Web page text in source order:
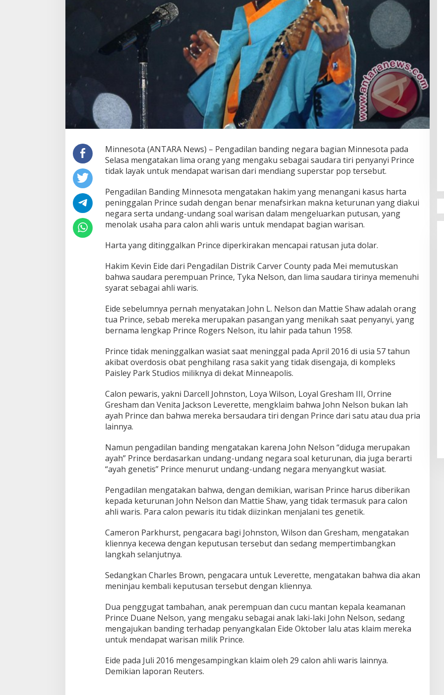
Minnesota (ANTARA News) – Pengadilan banding negara bagian Minnesota pada
Selasa mengatakan lima orang yang mengaku sebagai saudara tiri penyanyi Prince
tidak layak untuk mendapat warisan dari mendiang superstar pop tersebut.
Pengadilan Banding Minnesota mengatakan hakim yang menangani kasus harta
peninggalan Prince sudah dengan benar menafsirkan makna keturunan yang diakui
negara serta undang-undang soal warisan dalam mengeluarkan putusan, yang
menolak usaha para calon ahli waris untuk mendapat bagian warisan.
Harta yang ditinggalkan Prince diperkirakan mencapai ratusan juta dolar.
Hakim Kevin Eide dari Pengadilan Distrik Carver County pada Mei memutuskan
bahwa saudara perempuan Prince, Tyka Nelson, dan lima saudara tirinya memenuhi
syarat sebagai ahli waris.
Eide sebelumnya pernah menyatakan John L. Nelson dan Mattie Shaw adalah orang
tua Prince, sebab mereka merupakan pasangan yang menikah saat penyanyi, yang
bernama lengkap Prince Rogers Nelson, itu lahir pada tahun 1958.
Prince tidak meninggalkan wasiat saat meninggal pada April 2016 di usia 57 tahun
akibat overdosis obat penghilang rasa sakit yang tidak disengaja, di kompleks
Paisley Park Studios miliknya di dekat Minneapolis.
Calon pewaris, yakni Darcell Johnston, Loya Wilson, Loyal Gresham III, Orrine
Gresham dan Venita Jackson Leverette, mengklaim bahwa John Nelson bukan lah
ayah Prince dan bahwa mereka bersaudara tiri dengan Prince dari satu atau dua pria
lainnya.
Namun pengadilan banding mengatakan karena John Nelson “diduga merupakan
ayah” Prince berdasarkan undang-undang negara soal keturunan, dia juga berarti
“ayah genetis” Prince menurut undang-undang negara menyangkut wasiat.
Pengadilan mengatakan bahwa, dengan demikian, warisan Prince harus diberikan
kepada keturunan John Nelson dan Mattie Shaw, yang tidak termasuk para calon
ahli waris. Para calon pewaris itu tidak diizinkan menjalani tes genetik.
Cameron Parkhurst, pengacara bagi Johnston, Wilson dan Gresham, mengatakan
kliennya kecewa dengan keputusan tersebut dan sedang mempertimbangkan
langkah selanjutnya.
Sedangkan Charles Brown, pengacara untuk Leverette, mengatakan bahwa dia akan
meninjau kembali keputusan tersebut dengan kliennya.
Dua penggugat tambahan, anak perempuan dan cucu mantan kepala keamanan
Prince Duane Nelson, yang mengaku sebagai anak laki-laki John Nelson, sedang
mengajukan banding terhadap penyangkalan Eide Oktober lalu atas klaim mereka
untuk mendapat warisan milik Prince.
Eide pada Juli 2016 mengesampingkan klaim oleh 29 calon ahli waris lainnya.
Demikian laporan Reuters.